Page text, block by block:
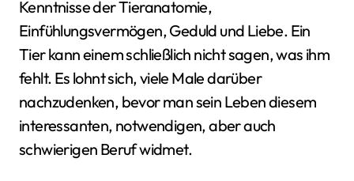
Kenntnisse der Tieranatomie,
Einfühlungsvermögen, Geduld und Liebe. Ein
Tier kann einem schließlich nicht sagen, was ihm
fehlt. Es lohnt sich, viele Male darüber
nachzudenken, bevor man sein Leben diesem
interessanten, notwendigen, aber auch
schwierigen Beruf widmet.